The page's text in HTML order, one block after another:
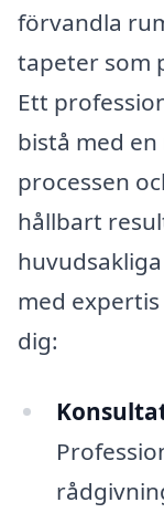
förvandla
tapeter som
Ett
bistå med
processen
hållbart
med
dig: